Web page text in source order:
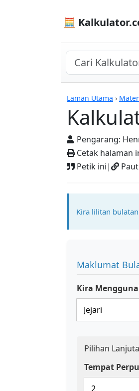
🧮
Laman Utama ›
Pengarang:
Cetak halaman
Petik ini|
Kira lilitan
Maklumat
Kira
Pilihan
Tempat